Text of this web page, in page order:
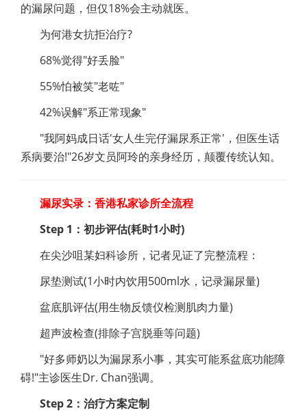
的漏尿问题，但仅18%会主动就医。
为何港女抗拒治疗?
68%觉得"好丢脸"
55%怕被笑"老咗"
42%误解"系正常现象"
"我阿妈成日话'女人生完仔漏尿系正常'，但医生话
系病要治!"26岁文员阿玲的亲身经历，颠覆传统认知。
漏尿实录：香港私家诊所全流程
Step 1：初步评估(耗时1小时)
在尖沙咀某妇科诊所，记者见证了完整流程：
尿垫测试(1小时内饮用500ml水，记录漏尿量)
盆底肌评估(用生物反馈仪检测肌肉力量)
超声波检查(排除子宫脱垂等问题)
"好多师奶以为漏尿系小事，其实可能系盆底功能障
碍!"主诊医生Dr. Chan强调。
Step 2：治疗方案定制